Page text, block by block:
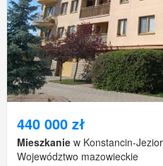
440 000 zł
Mieszkanie w Konstancin-
Województwo mazowieckie